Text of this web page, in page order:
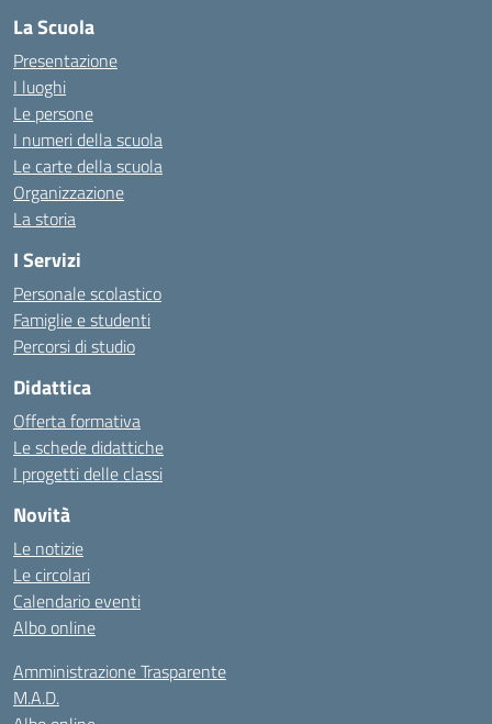
La Scuola
Presentazione
I luoghi
Le persone
I numeri della scuola
Le carte della scuola
Organizzazione
La storia
I Servizi
Personale scolastico
Famiglie e studenti
Percorsi di studio
Didattica
Offerta formativa
Le schede didattiche
I progetti delle classi
Novità
Le notizie
Le circolari
Calendario eventi
Albo online
Amministrazione Trasparente
M.A.D.